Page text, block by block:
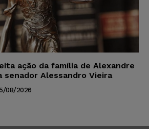
ação da família de Alexandre
senador Alessandro Vieira
08/2026